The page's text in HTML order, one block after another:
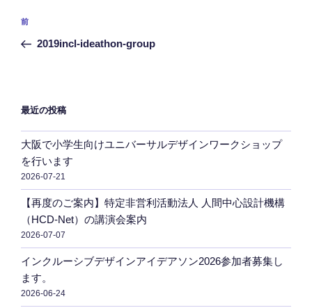
投
ナ
ー
シ
ョ
ン
前
の
前
2019incl-ideathon-group
最近の投稿
大阪で小学生向けユニバーサルデザインワークショップ
を行います
2026-07-21
【再度のご案内】特定非営利活動法人 人間中心設計機構
（HCD-Net）の講演会案内
2026-07-07
インクルーシブデザインアイデアソン2026参加者募集し
ます。
2026-06-24